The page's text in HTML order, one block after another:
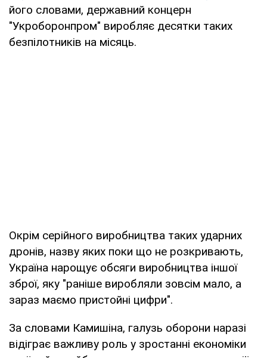
його словами, державний концерн
"Укроборонпром" виробляє десятки таких
безпілотників на місяць.
Окрім серійного виробництва таких ударних
дронів, назву яких поки що не розкривають,
Україна нарощує обсяги виробництва іншої
зброї, яку "раніше виробляли зовсім мало, а
зараз маємо пристойні цифри".
За словами Камишіна, галузь оборони наразі
відіграє важливу роль у зростанні економіки